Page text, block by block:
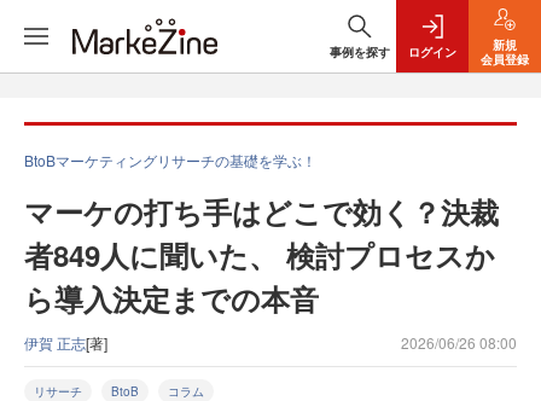
事例を探す ログイン
新規
会員登録
BtoBマーケティングリサーチの基礎を学ぶ！
マーケの打ち手はどこで効く？決裁
者849人に聞いた、 検討プロセスか
ら導入決定までの本音
伊賀 正志[著] 2026/06/26 08:00
リサーチ BtoB コラム